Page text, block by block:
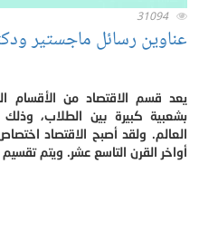
31094
عناوين رسائل ماجستير
يعد قسم الاقتصاد من
بشعبية كبيرة بين الطلاب، وذلك
العالم. ولقد أصبح الاقتصاد
أواخر القرن التاسع عشر. ويتم